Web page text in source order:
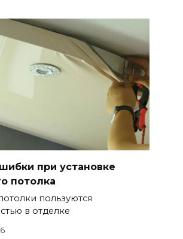
при установке
потолка
пользуются
в отделке